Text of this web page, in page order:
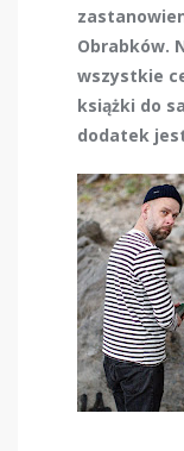
Obrabków.
wszystkie
książki do
dodatek